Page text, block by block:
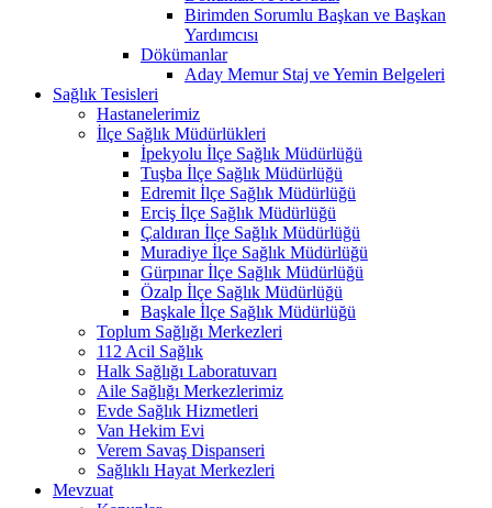
Birimden Sorumlu Başkan ve Başkan
Yardımcısı
Dökümanlar
Aday Memur Staj ve Yemin Belgeleri
Sağlık Tesisleri
Hastanelerimiz
İlçe Sağlık Müdürlükleri
İpekyolu İlçe Sağlık Müdürlüğü
Tuşba İlçe Sağlık Müdürlüğü
Edremit İlçe Sağlık Müdürlüğü
Erciş İlçe Sağlık Müdürlüğü
Çaldıran İlçe Sağlık Müdürlüğü
Muradiye İlçe Sağlık Müdürlüğü
Gürpınar İlçe Sağlık Müdürlüğü
Özalp İlçe Sağlık Müdürlüğü
Başkale İlçe Sağlık Müdürlüğü
Toplum Sağlığı Merkezleri
112 Acil Sağlık
Halk Sağlığı Laboratuvarı
Aile Sağlığı Merkezlerimiz
Evde Sağlık Hizmetleri
Van Hekim Evi
Verem Savaş Dispanseri
Sağlıklı Hayat Merkezleri
Mevzuat